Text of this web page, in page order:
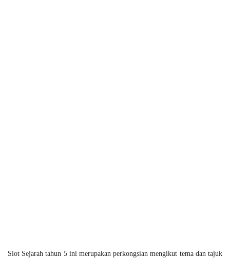
Slot Sejarah tahun 5 ini merupakan perkongsian mengikut tema dan tajuk